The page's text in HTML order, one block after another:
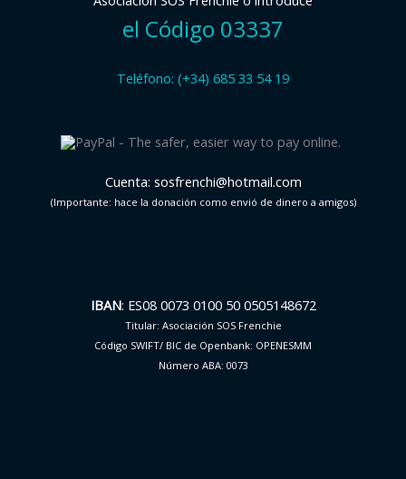
el Código 03337
Teléfono: (+34) 685 33 54 19
Cuenta: sosfrenchi@hotmail.com
(Importante: hace la donación como envió de dinero a amigos)
IBAN: ES08 0073 0100 50 0505148672
Titular: Asociación SOS Frenchie
Código SWIFT/ BIC de Openbank: OPENESMM
Número ABA: 0073